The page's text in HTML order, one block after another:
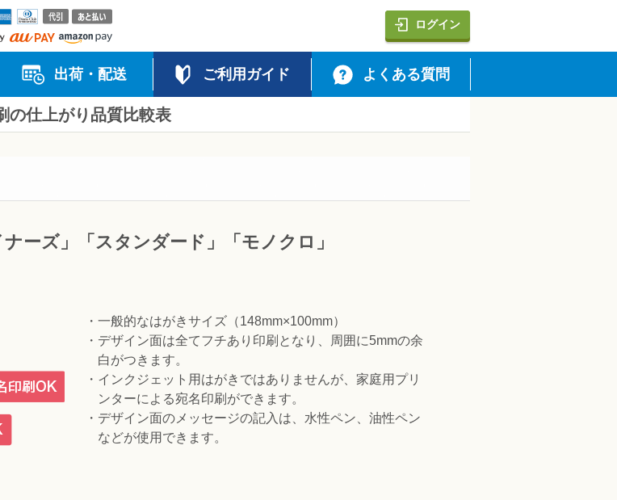
・mastercard・JCB・AMERICAN EXPRESS・Diners Club）・代引・あと払い・d払い・PayPay・
ログイン
出荷・配送 ご利用ガイド よくある質問
の仕上がり品質比較表
ナーズ」「スタンダード」「モノクロ」
・一般的なはがきサイズ（148mm×100mm）
・デザイン面は全てフチあり印刷となり、周囲に5mmの余
白がつきます。
・インクジェット用はがきではありませんが、家庭用プリ
ンターによる宛名印刷ができます。
・デザイン面のメッセージの記入は、水性ペン、油性ペン
などが使用できます。